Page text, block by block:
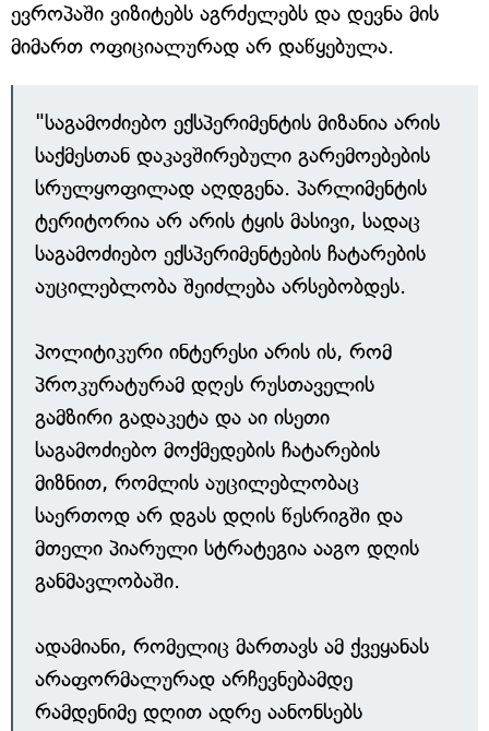
ევროპაში ვიზიტებს აგრძელებს და დევნა მის
მიმართ ოფიციალურად არ დაწყებულა.
"საგამოძიებო ექსპერიმენტის მიზანია არის
საქმესთან დაკავშირებული გარემოებების
სრულყოფილად აღდგენა. პარლიმენტის
ტერიტორია არ არის ტყის მასივი, სადაც
საგამოძიებო ექსპერიმენტების ჩატარების
აუცილებლობა შეიძლება არსებობდეს.
პოლიტიკური ინტერესი არის ის, რომ
პროკურატურამ დღეს რუსთაველის
გამზირი გადაკეტა და აი ისეთი
საგამოძიებო მოქმედების ჩატარების
მიზნით, რომლის აუცილებლობაც
საერთოდ არ დგას დღის წესრიგში და
მთელი პიარული სტრატეგია ააგო დღის
განმავლობაში.
ადამიანი, რომელიც მართავს ამ ქვეყანას
არაფორმალურად არჩევნებამდე
რამდენიმე დღით ადრე აანონსებს